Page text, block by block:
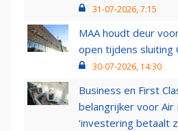
31-07-2026, 7:15
MAA houdt deur
open tijdens sluiting
30-07-2026, 14:30
Business en First
belangrijker voor Air
‘investering betaalt